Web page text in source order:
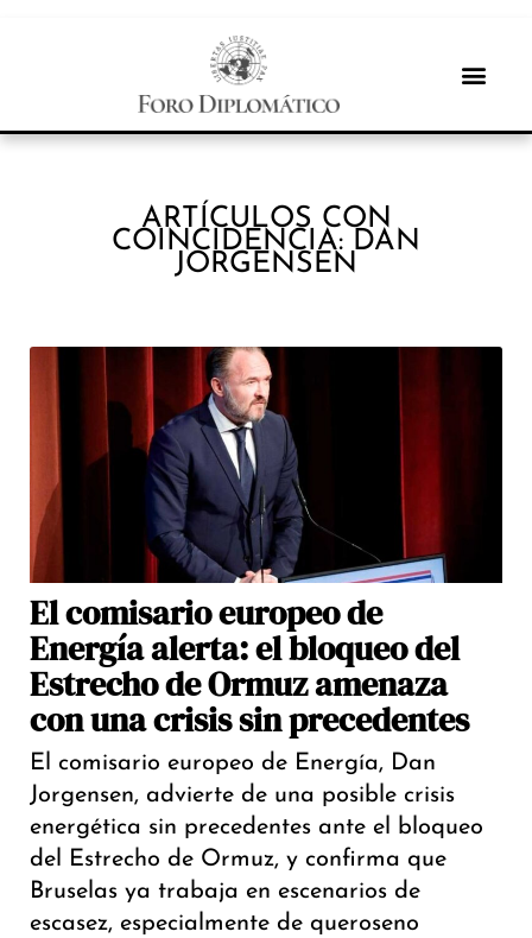
ARTÍCULOS CON
COINCIDENCIA: DAN
JORGENSEN
El comisario europeo de
Energía alerta: el bloqueo del
Estrecho de Ormuz amenaza
con una crisis sin precedentes
El comisario europeo de Energía, Dan
Jorgensen, advierte de una posible crisis
energética sin precedentes ante el bloqueo
del Estrecho de Ormuz, y confirma que
Bruselas ya trabaja en escenarios de
escasez, especialmente de queroseno